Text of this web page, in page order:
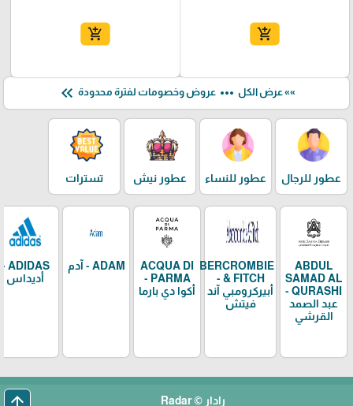
add_shopping_cart
add_shopping_cart
»» عرض الكل more_horiz عروض وخصومات لفترة محدودة keyboard_double_arrow_left
عطور للرجال عطور للنساء عطور نيش تسترات
ABDUL
SAMAD AL
QURASHI -
عبد الصمد
القرشي
ABERCROMBIE
& FITCH -
أبيركرومبي آند
فيتش
ACQUA DI
PARMA -
أكوا دي بارما
ADAM - آدم
ADIDAS -
أديداس
رادار © Radar arrow_upward